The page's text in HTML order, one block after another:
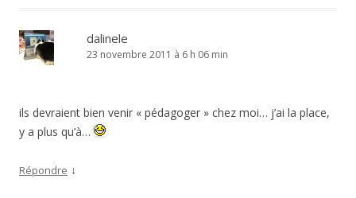
dalinele
23 novembre 2011 à 6 h 06 min
ils devraient bien venir « pédagoger » chez moi… j’ai la place,
y a plus qu’à…
Répondre ↓